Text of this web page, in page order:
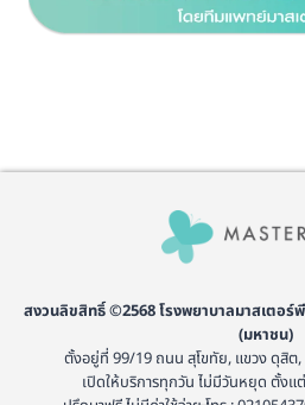
สงวนลิขสิทธิ์ ©2568 โรงพยาบาลมาสเตอ
(มหาชน)
ตั้งอยู่ที่ 99/19 ถนน สุโขทัย, แขวง ดุสิต
เปิดให้บริการทุกวัน ไม่มีวันหยุด ตั้งแ